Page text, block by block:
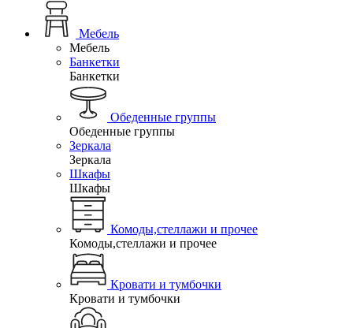
Мебель
Мебель
Банкетки
Банкетки
Обеденные группы
Обеденные группы
Зеркала
Зеркала
Шкафы
Шкафы
Комоды,стеллажи и прочее
Комоды,стеллажи и прочее
Кровати и тумбочки
Кровати и тумбочки